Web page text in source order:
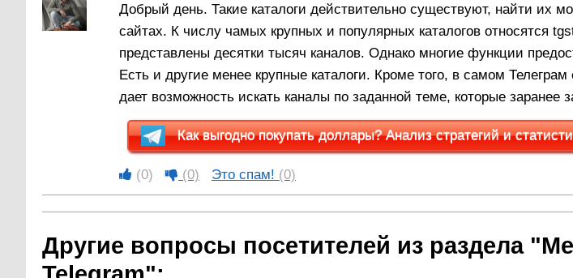
Добрый день. Такие каталоги действительно существуют, найти их
сайтах. К числу чамых крупных и популярных каталогов относятся
представлены десятки тысяч каналов. Однако многие функции
Есть и другие менее крупные каталоги. Кроме того, в самом
дает возможность искать каналы по заданной теме, которые заранее
Как выгодно покупать доллары? Анализ стратегий и
(0) (0) Это спам! (0)
Другие вопросы посетителей из раздела